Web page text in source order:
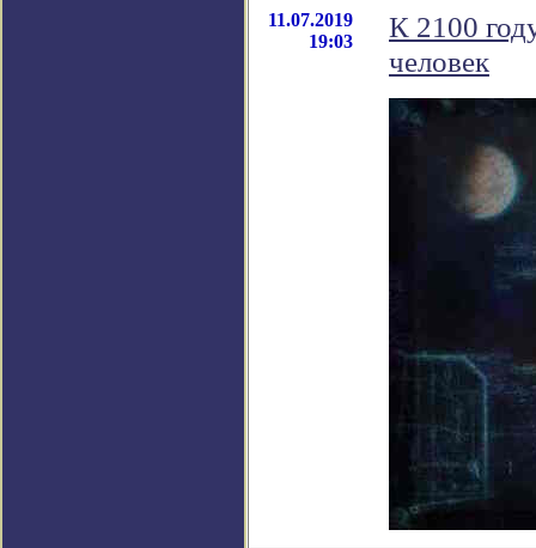
11.07.2019
19:03
К 2100
человек